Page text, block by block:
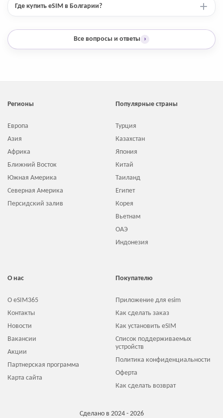
Где купить eSIM в Болгарии?
Все вопросы и ответы ›
Регионы
Европа
Азия
Африка
Ближний Восток
Южная Америка
Северная Америка
Персидский залив
Популярные страны
Турция
Казахстан
Япония
Китай
Таиланд
Египет
Корея
Вьетнам
ОАЭ
Индонезия
О нас
О eSIM365
Контакты
Новости
Вакансии
Акции
Партнерская программа
Карта сайта
Покупателю
Приложение для esim
Как сделать заказ
Как установить eSIM
Список поддерживаемых
устройств
Политика конфиденциальности
Оферта
Как сделать возврат
Сделано в 2024 - 2026